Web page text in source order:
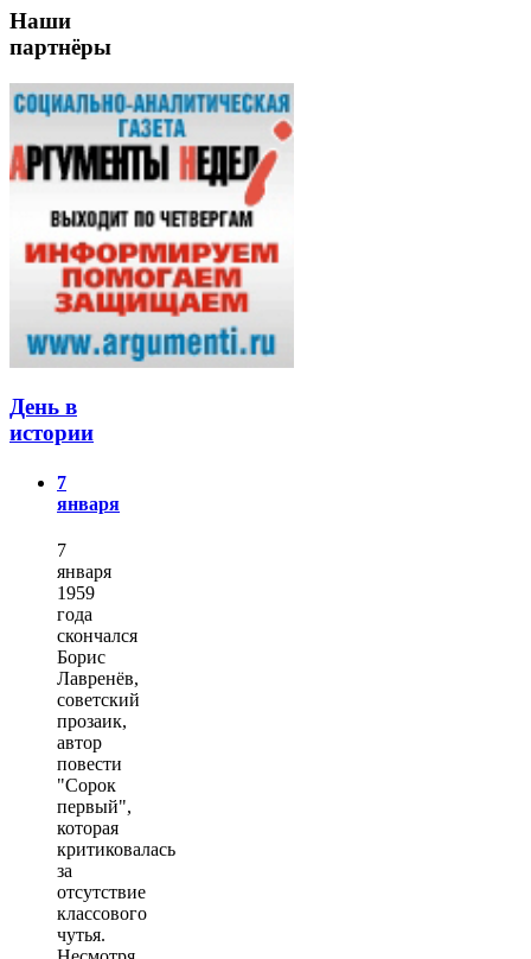
Наши
партнёры
День в
истории
7
января
7
января
1959
года
скончался
Борис
Лавренёв,
советский
прозаик,
автор
повести
"Сорок
первый",
которая
критиковалась
за
отсутствие
классового
чутья.